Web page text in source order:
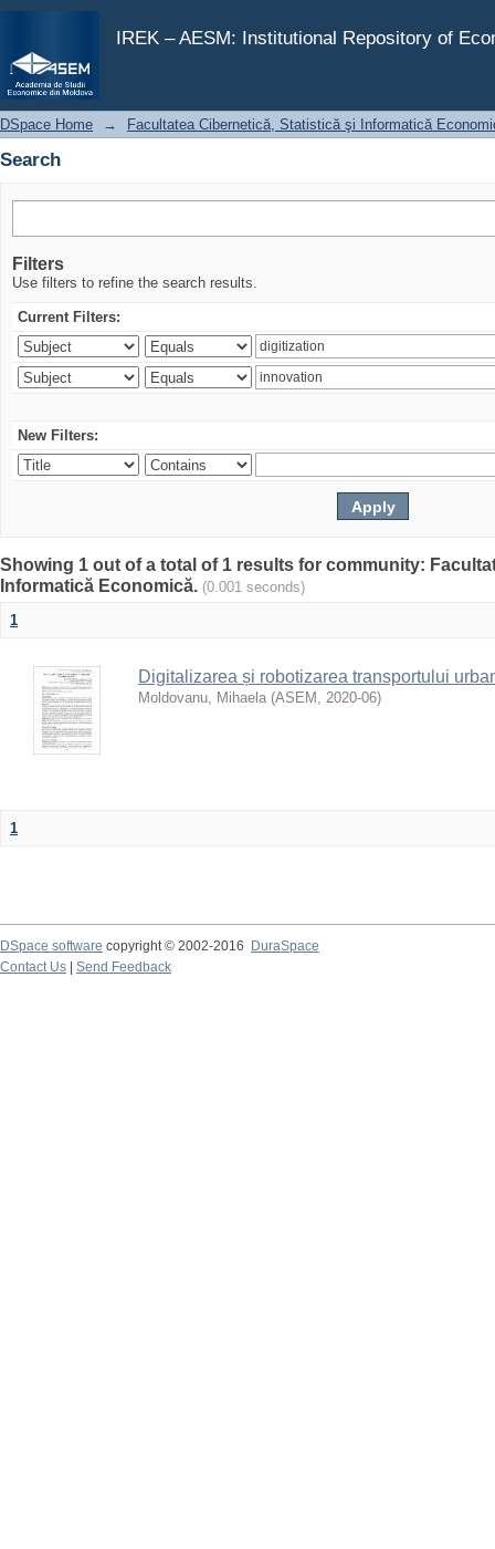
IREK – AESM: Institutional Repository of
Search
DSpace Home → Facultatea Cibernetică, Statistică şi Informatică
Search
Filters
Use filters to refine the search results.
Current Filters:
New Filters:
Showing 1 out of a total of 1 results for community:
Informatică Economică. (0.001 seconds)
1
Digitalizarea și robotizarea transportului
Moldovanu, Mihaela (ASEM , 2020-06)
1
DSpace software copyright © 2002-2016
DuraSpace
Contact Us
Send Feedback